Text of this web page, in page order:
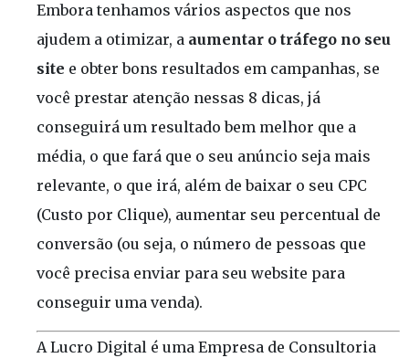
Embora tenhamos vários aspectos que nos
ajudem a otimizar, a aumentar o tráfego no seu
site e obter bons resultados em campanhas, se
você prestar atenção nessas 8 dicas, já
conseguirá um resultado bem melhor que a
média, o que fará que o seu anúncio seja mais
relevante, o que irá, além de baixar o seu CPC
(Custo por Clique), aumentar seu percentual de
conversão (ou seja, o número de pessoas que
você precisa enviar para seu website para
conseguir uma venda).
A Lucro Digital é uma Empresa de Consultoria